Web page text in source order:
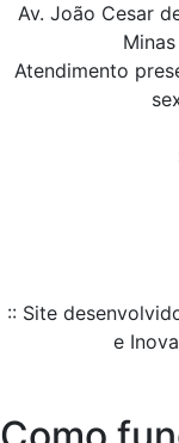
Av. João Cesar
Atendimento
:: Site
e